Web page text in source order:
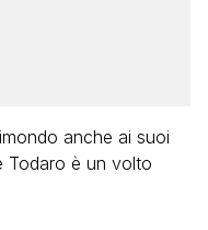
anche ai suoi
Todaro è un volto